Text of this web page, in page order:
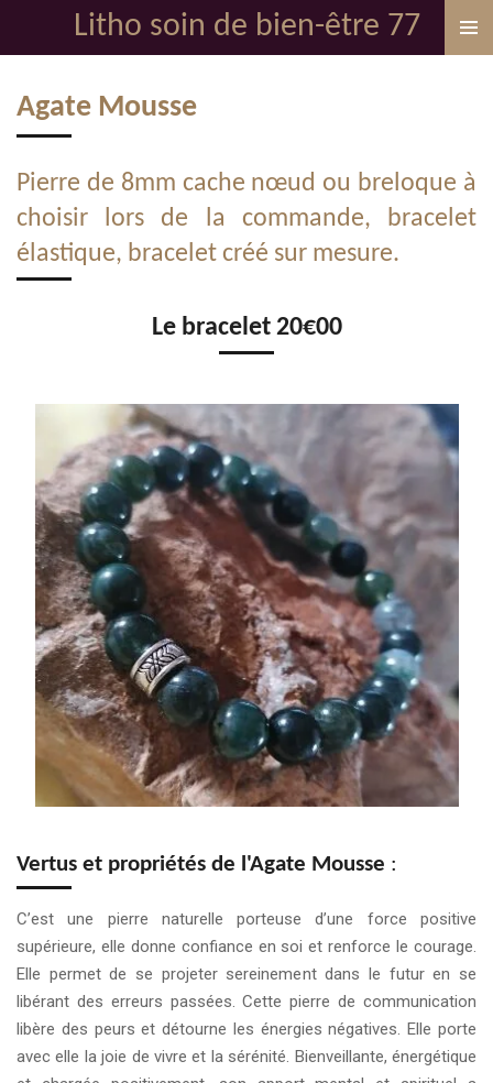
au
principal
Litho soin de bien-être 77
Agate Mousse
Pierre de 8mm cache nœud ou breloque à
choisir lors de la commande, bracelet
élastique, bracelet créé sur mesure.
Le bracelet 20€00
Vertus et propriétés de l'Agate Mousse :
C’est une pierre naturelle porteuse d’une force positive
supérieure, elle donne confiance en soi et renforce le courage.
Elle permet de se projeter sereinement dans le futur en se
libérant des erreurs passées. Cette pierre de communication
libère des peurs et détourne les énergies négatives. Elle porte
avec elle la joie de vivre et la sérénité. Bienveillante, énergétique